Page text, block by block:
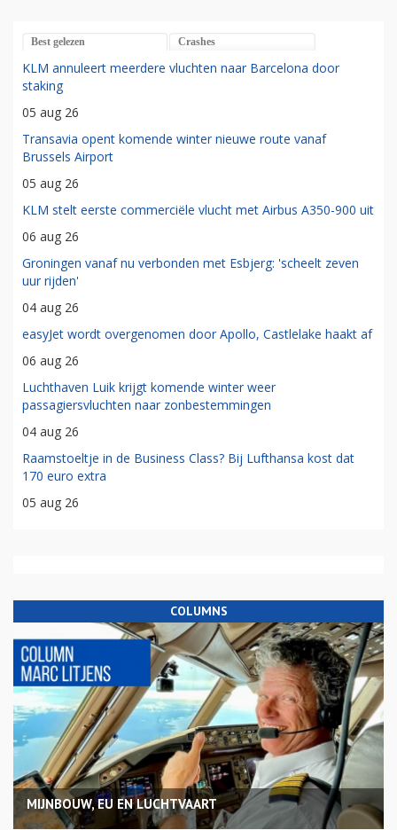
Best gelezen Crashes
KLM annuleert meerdere vluchten naar Barcelona door
staking
05 aug 26
Transavia opent komende winter nieuwe route vanaf
Brussels Airport
05 aug 26
KLM stelt eerste commerciële vlucht met Airbus A350-900 uit
06 aug 26
Groningen vanaf nu verbonden met Esbjerg: 'scheelt zeven
uur rijden'
04 aug 26
easyJet wordt overgenomen door Apollo, Castlelake haakt af
06 aug 26
Luchthaven Luik krijgt komende winter weer
passagiersvluchten naar zonbestemmingen
04 aug 26
Raamstoeltje in de Business Class? Bij Lufthansa kost dat
170 euro extra
05 aug 26
COLUMNS
MIJNBOUW, EU EN LUCHTVAART